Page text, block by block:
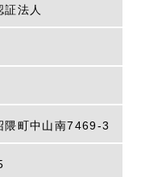
証法人
隈町中山南7469-3